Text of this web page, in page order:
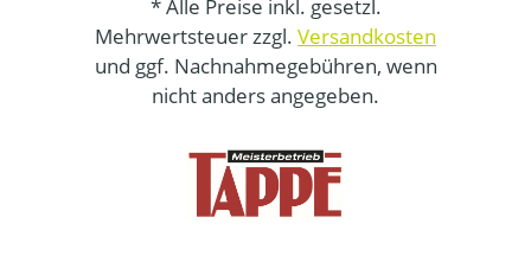
* Alle Preise inkl. gesetzl.
Mehrwertsteuer zzgl. Versandkosten
und ggf. Nachnahmegebühren, wenn
nicht anders angegeben.